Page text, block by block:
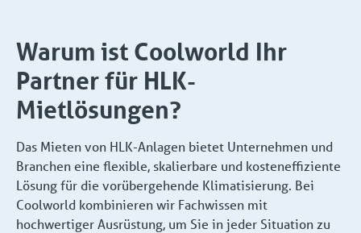
Warum ist Coolworld Ihr
Partner für HLK-
Mietlösungen?
Das Mieten von HLK-Anlagen bietet Unternehmen und
Branchen eine flexible, skalierbare und kosteneffiziente
Lösung für die vorübergehende Klimatisierung. Bei
Coolworld kombinieren wir Fachwissen mit
hochwertiger Ausrüstung, um Sie in jeder Situation zu